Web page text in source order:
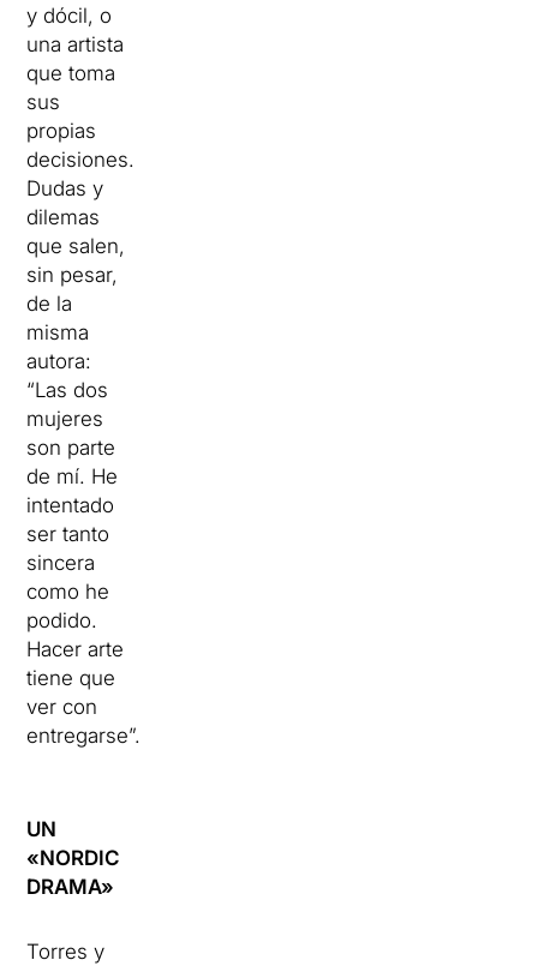
y dócil, o
una artista
que toma
sus
propias
decisiones.
Dudas y
dilemas
que salen,
sin pesar,
de la
misma
autora:
“Las dos
mujeres
son parte
de mí. He
intentado
ser tanto
sincera
como he
podido.
Hacer arte
tiene que
ver con
entregarse”.
UN
«NORDIC
DRAMA»
Torres y